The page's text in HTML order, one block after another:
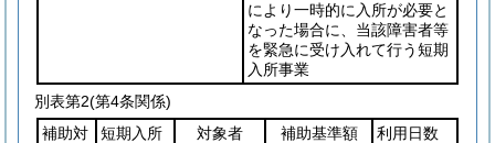
により一時的に入所が必要と
なった場合に、当該障害者等
を緊急に受け入れて行う短期
入所事業
別表第2(第4条関係)
補助対
短期入所
対象者 補助基準額
利用日数